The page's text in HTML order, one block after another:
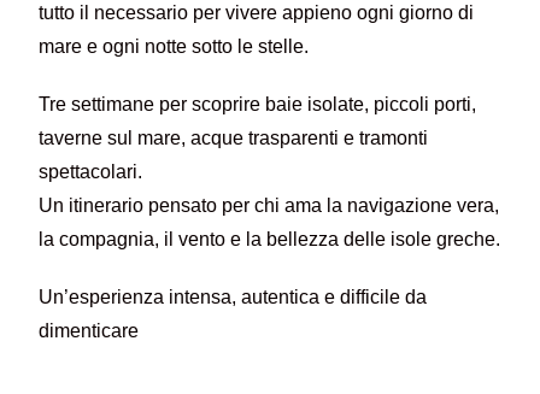
tutto il necessario per vivere appieno ogni giorno di
mare e ogni notte sotto le stelle.
Tre settimane per scoprire baie isolate, piccoli porti,
taverne sul mare, acque trasparenti e tramonti
spettacolari.
Un itinerario pensato per chi ama la navigazione vera,
la compagnia, il vento e la bellezza delle isole greche.
Un’esperienza intensa, autentica e difficile da
dimenticare